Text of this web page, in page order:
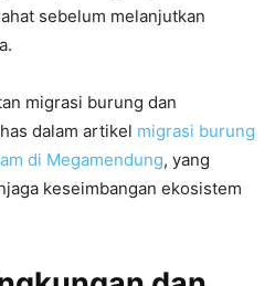
sebelum melanjutkan
migrasi burung dan
dalam artikel migrasi burung
di Megamendung, yang
keseimbangan ekosistem